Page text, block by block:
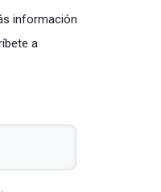
información
a